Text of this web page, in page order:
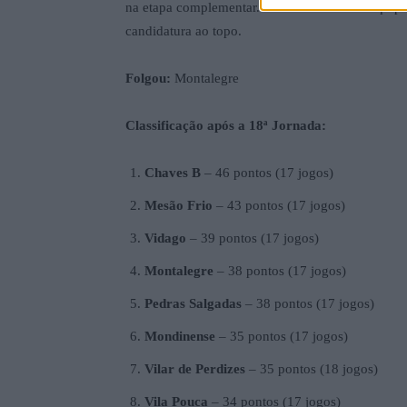
na etapa complementar. O triunfo coloca a
candidatura ao topo.
Folgou: Montalegre
Classificação após a 18ª Jornada:
Chaves B – 46 pontos (17 jogos)
Mesão Frio – 43 pontos (17 jogos)
Vidago – 39 pontos (17 jogos)
Montalegre – 38 pontos (17 jogos)
Pedras Salgadas – 38 pontos (17 jogos)
Mondinense – 35 pontos (17 jogos)
Vilar de Perdizes – 35 pontos (18 jogos)
Vila Pouca – 34 pontos (17 jogos)